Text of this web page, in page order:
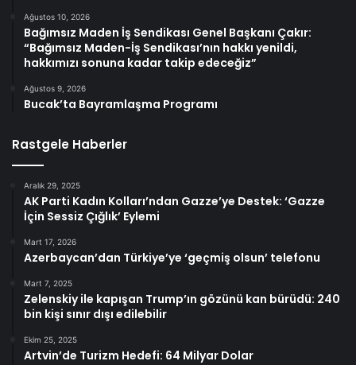
Ağustos 10, 2026
Bağımsız Maden İş Sendikası Genel Başkanı Çakır:
“Bağımsız Maden-İş Sendikası’nın hakkı yenildi,
hakkımızı sonuna kadar takip edeceğiz”
Ağustos 9, 2026
Bucak’ta Bayramlaşma Programı
Rastgele Haberler
Aralık 29, 2025
AK Parti Kadın Kolları’ndan Gazze’ye Destek: ‘Gazze
İçin Sessiz Çığlık’ Eylemi
Mart 17, 2026
Azerbaycan’dan Türkiye’ye ‘geçmiş olsun’ telefonu
Mart 7, 2025
Zelenskiy ile kapışan Trump’ın gözünü kan bürüdü: 240
bin kişi sınır dışı edilebilir
Ekim 25, 2025
Artvin’de Turizm Hedefi: 64 Milyar Dolar